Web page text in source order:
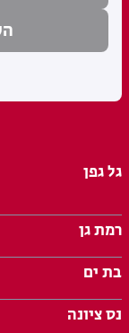
גל גפן
רמת גן
בת ים
נס ציונה